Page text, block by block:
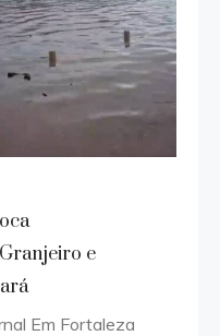
e
Em Fortaleza